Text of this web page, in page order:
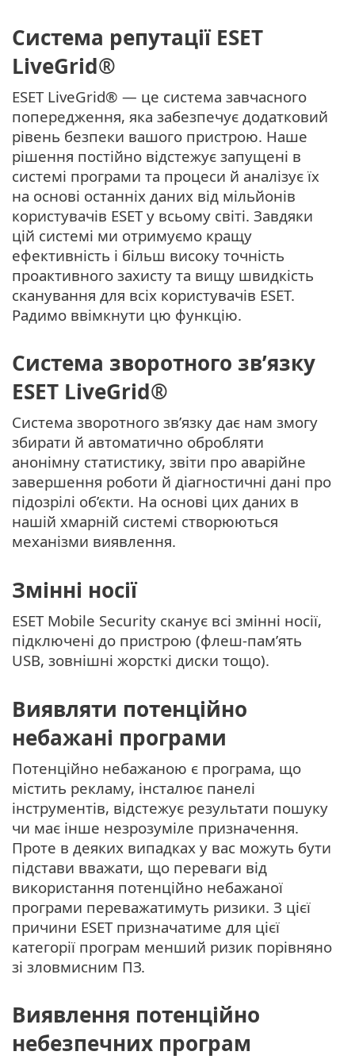
Система репутації ESET
LiveGrid®
ESET LiveGrid® — це система завчасного
попередження, яка забезпечує додатковий
рівень безпеки вашого пристрою. Наше
рішення постійно відстежує запущені в
системі програми та процеси й аналізує їх
на основі останніх даних від мільйонів
користувачів ESET у всьому світі. Завдяки
цій системі ми отримуємо кращу
ефективність і більш високу точність
проактивного захисту та вищу швидкість
сканування для всіх користувачів ESET.
Радимо ввімкнути цю функцію.
Система зворотного зв’язку
ESET LiveGrid®
Система зворотного зв’язку дає нам змогу
збирати й автоматично обробляти
анонімну статистику, звіти про аварійне
завершення роботи й діагностичні дані про
підозрілі об’єкти. На основі цих даних в
нашій хмарній системі створюються
механізми виявлення.
Змінні носії
ESET Mobile Security сканує всі змінні носії,
підключені до пристрою (флеш-пам’ять
USB, зовнішні жорсткі диски тощо).
Виявляти потенційно
небажані програми
Потенційно небажаною є програма, що
містить рекламу, інсталює панелі
інструментів, відстежує результати пошуку
чи має інше незрозуміле призначення.
Проте в деяких випадках у вас можуть бути
підстави вважати, що переваги від
використання потенційно небажаної
програми переважатимуть ризики. З цієї
причини ESET призначатиме для цієї
категорії програм менший ризик порівняно
зі зловмисним ПЗ.
Виявлення потенційно
небезпечних програм